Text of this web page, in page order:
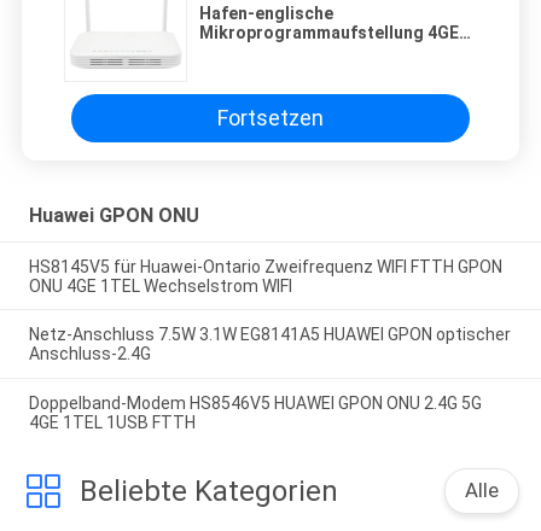
Hafen-englische
Mikroprogrammaufstellung 4GE
Fortsetzen
Huawei GPON ONU
HS8145V5 für Huawei-Ontario Zweifrequenz WIFI FTTH GPON
ONU 4GE 1TEL Wechselstrom WIFI
Netz-Anschluss 7.5W 3.1W EG8141A5 HUAWEI GPON optischer
Anschluss-2.4G
Doppelband-Modem HS8546V5 HUAWEI GPON ONU 2.4G 5G
4GE 1TEL 1USB FTTH
Beliebte Kategorien Alle